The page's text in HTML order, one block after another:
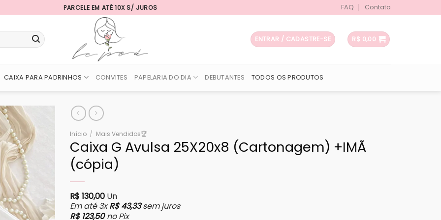
PARCELE EM ATÉ 10X S/ JUROS FAQ Contato
ENTRAR / CADASTRE-SE R$ 0,00
CAIXA PARA PADRINHOS CONVITES PAPELARIA DO DIA DEBUTANTES TODOS OS PRODUTOS
Início / Mais Vendidos🏆
Caixa G Avulsa 25X20x8 (Cartonagem) +IMÃ
(cópia)
R$ 130,00Un
Em até 3xR$43,33sem juros
R$123,50 no Pix